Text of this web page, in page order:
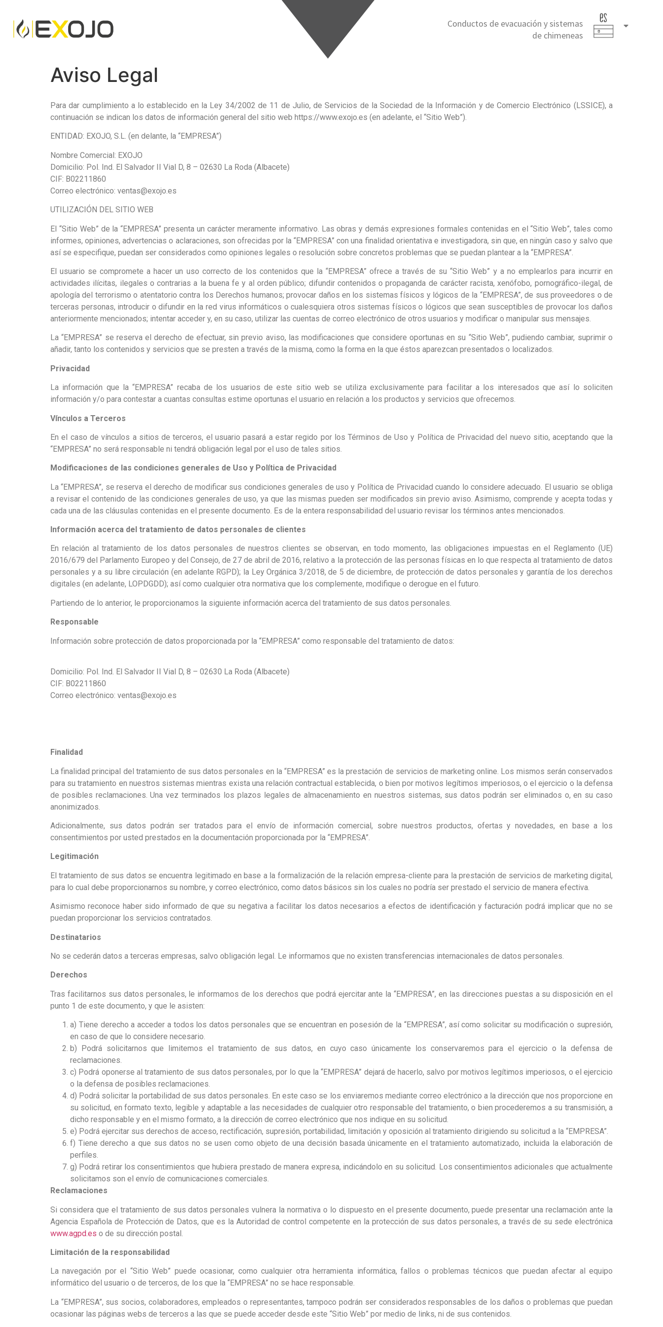
Conductos de evacuación y sistemas
de chimeneas
Aviso Legal
Para dar cumplimiento a lo establecido en la Ley 34/2002 de 11 de Julio, de Servicios de la Sociedad de la Información y de Comercio Electrónico (LSSICE), a
continuación se indican los datos de información general del sitio web https://www.exojo.es (en adelante, el “Sitio Web”).
ENTIDAD: EXOJO, S.L. (en delante, la “EMPRESA”)
Nombre Comercial: EXOJO
Domicilio: Pol. Ind. El Salvador II Vial D, 8 – 02630 La Roda (Albacete)
CIF: B02211860
Correo electrónico: ventas@exojo.es
UTILIZACIÓN DEL SITIO WEB
El “Sitio Web” de la “EMPRESA” presenta un carácter meramente informativo. Las obras y demás expresiones formales contenidas en el “Sitio Web”, tales como
informes, opiniones, advertencias o aclaraciones, son ofrecidas por la “EMPRESA” con una finalidad orientativa e investigadora, sin que, en ningún caso y salvo que
así se especifique, puedan ser considerados como opiniones legales o resolución sobre concretos problemas que se puedan plantear a la “EMPRESA”.
El usuario se compromete a hacer un uso correcto de los contenidos que la “EMPRESA” ofrece a través de su “Sitio Web” y a no emplearlos para incurrir en
actividades ilícitas, ilegales o contrarias a la buena fe y al orden público; difundir contenidos o propaganda de carácter racista, xenófobo, pornográfico-ilegal, de
apología del terrorismo o atentatorio contra los Derechos humanos; provocar daños en los sistemas físicos y lógicos de la “EMPRESA”, de sus proveedores o de
terceras personas, introducir o difundir en la red virus informáticos o cualesquiera otros sistemas físicos o lógicos que sean susceptibles de provocar los daños
anteriormente mencionados; intentar acceder y, en su caso, utilizar las cuentas de correo electrónico de otros usuarios y modificar o manipular sus mensajes.
La “EMPRESA” se reserva el derecho de efectuar, sin previo aviso, las modificaciones que considere oportunas en su “Sitio Web”, pudiendo cambiar, suprimir o
añadir, tanto los contenidos y servicios que se presten a través de la misma, como la forma en la que éstos aparezcan presentados o localizados.
Privacidad
La información que la “EMPRESA” recaba de los usuarios de este sitio web se utiliza exclusivamente para facilitar a los interesados que así lo soliciten
información y/o para contestar a cuantas consultas estime oportunas el usuario en relación a los productos y servicios que ofrecemos.
Vínculos a Terceros
En el caso de vínculos a sitios de terceros, el usuario pasará a estar regido por los Términos de Uso y Política de Privacidad del nuevo sitio, aceptando que la
“EMPRESA” no será responsable ni tendrá obligación legal por el uso de tales sitios.
Modificaciones de las condiciones generales de Uso y Política de Privacidad
La “EMPRESA”, se reserva el derecho de modificar sus condiciones generales de uso y Política de Privacidad cuando lo considere adecuado. El usuario se obliga
a revisar el contenido de las condiciones generales de uso, ya que las mismas pueden ser modificados sin previo aviso. Asimismo, comprende y acepta todas y
cada una de las cláusulas contenidas en el presente documento. Es de la entera responsabilidad del usuario revisar los términos antes mencionados.
Información acerca del tratamiento de datos personales de clientes
En relación al tratamiento de los datos personales de nuestros clientes se observan, en todo momento, las obligaciones impuestas en el Reglamento (UE)
2016/679 del Parlamento Europeo y del Consejo, de 27 de abril de 2016, relativo a la protección de las personas físicas en lo que respecta al tratamiento de datos
personales y a su libre circulación (en adelante RGPD); la Ley Orgánica 3/2018, de 5 de diciembre, de protección de datos personales y garantía de los derechos
digitales (en adelante, LOPDGDD); así como cualquier otra normativa que los complemente, modifique o derogue en el futuro.
Partiendo de lo anterior, le proporcionamos la siguiente información acerca del tratamiento de sus datos personales.
Responsable
Información sobre protección de datos proporcionada por la “EMPRESA” como responsable del tratamiento de datos:
Domicilio: Pol. Ind. El Salvador II Vial D, 8 – 02630 La Roda (Albacete)
CIF: B02211860
Correo electrónico: ventas@exojo.es
Finalidad
La finalidad principal del tratamiento de sus datos personales en la “EMPRESA” es la prestación de servicios de marketing online. Los mismos serán conservados
para su tratamiento en nuestros sistemas mientras exista una relación contractual establecida, o bien por motivos legítimos imperiosos, o el ejercicio o la defensa
de posibles reclamaciones. Una vez terminados los plazos legales de almacenamiento en nuestros sistemas, sus datos podrán ser eliminados o, en su caso
anonimizados.
Adicionalmente, sus datos podrán ser tratados para el envío de información comercial, sobre nuestros productos, ofertas y novedades, en base a los
consentimientos por usted prestados en la documentación proporcionada por la “EMPRESA”.
Legitimación
El tratamiento de sus datos se encuentra legitimado en base a la formalización de la relación empresa-cliente para la prestación de servicios de marketing digital,
para lo cual debe proporcionarnos su nombre, y correo electrónico, como datos básicos sin los cuales no podría ser prestado el servicio de manera efectiva.
Asimismo reconoce haber sido informado de que su negativa a facilitar los datos necesarios a efectos de identificación y facturación podrá implicar que no se
puedan proporcionar los servicios contratados.
Destinatarios
No se cederán datos a terceras empresas, salvo obligación legal. Le informamos que no existen transferencias internacionales de datos personales.
Derechos
Tras facilitarnos sus datos personales, le informamos de los derechos que podrá ejercitar ante la “EMPRESA”, en las direcciones puestas a su disposición en el
punto 1 de este documento, y que le asisten:
a) Tiene derecho a acceder a todos los datos personales que se encuentran en posesión de la “EMPRESA”, así como solicitar su modificación o supresión,
en caso de que lo considere necesario.
b) Podrá solicitarnos que limitemos el tratamiento de sus datos, en cuyo caso únicamente los conservaremos para el ejercicio o la defensa de
reclamaciones.
c) Podrá oponerse al tratamiento de sus datos personales, por lo que la “EMPRESA” dejará de hacerlo, salvo por motivos legítimos imperiosos, o el ejercicio
o la defensa de posibles reclamaciones.
d) Podrá solicitar la portabilidad de sus datos personales. En este caso se los enviaremos mediante correo electrónico a la dirección que nos proporcione en
su solicitud, en formato texto, legible y adaptable a las necesidades de cualquier otro responsable del tratamiento, o bien procederemos a su transmisión, a
dicho responsable y en el mismo formato, a la dirección de correo electrónico que nos indique en su solicitud.
e) Podrá ejercitar sus derechos de acceso, rectificación, supresión, portabilidad, limitación y oposición al tratamiento dirigiendo su solicitud a la “EMPRESA”.
f) Tiene derecho a que sus datos no se usen como objeto de una decisión basada únicamente en el tratamiento automatizado, incluida la elaboración de
perfiles.
g) Podrá retirar los consentimientos que hubiera prestado de manera expresa, indicándolo en su solicitud. Los consentimientos adicionales que actualmente
solicitamos son el envío de comunicaciones comerciales.
Reclamaciones
Si considera que el tratamiento de sus datos personales vulnera la normativa o lo dispuesto en el presente documento, puede presentar una reclamación ante la
Agencia Española de Protección de Datos, que es la Autoridad de control competente en la protección de sus datos personales, a través de su sede electrónica
www.agpd.es o de su dirección postal.
Limitación de la responsabilidad
La navegación por el “Sitio Web” puede ocasionar, como cualquier otra herramienta informática, fallos o problemas técnicos que puedan afectar al equipo
informático del usuario o de terceros, de los que la “EMPRESA” no se hace responsable.
La “EMPRESA”, sus socios, colaboradores, empleados o representantes, tampoco podrán ser considerados responsables de los daños o problemas que puedan
ocasionar las páginas webs de terceros a las que se puede acceder desde este “Sitio Web” por medio de links, ni de sus contenidos.